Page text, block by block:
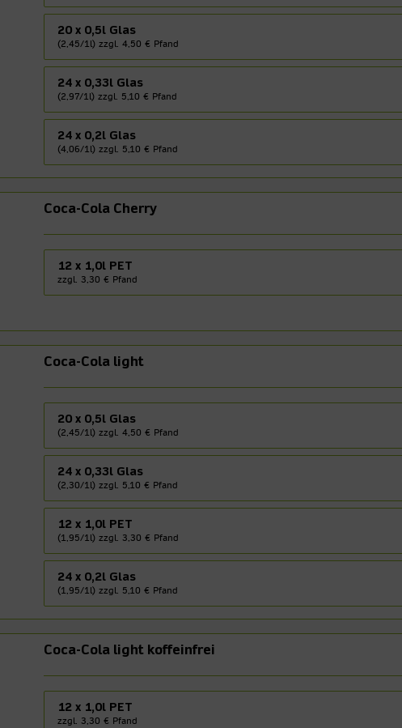
20 x 0,5l Glas
(2,45/1l) zzgl. 4,50 € Pfand
24 x 0,33l Glas
(2,97/1l) zzgl. 5,10 € Pfand
24 x 0,2l Glas
(4,06/1l) zzgl. 5,10 € Pfand
Coca-Cola Cherry
12 x 1,0l PET
zzgl. 3,30 € Pfand
Coca-Cola light
20 x 0,5l Glas
(2,45/1l) zzgl. 4,50 € Pfand
24 x 0,33l Glas
(2,30/1l) zzgl. 5,10 € Pfand
12 x 1,0l PET
(1,95/1l) zzgl. 3,30 € Pfand
24 x 0,2l Glas
(1,95/1l) zzgl. 5,10 € Pfand
Coca-Cola light koffeinfrei
12 x 1,0l PET
zzgl. 3,30 € Pfand